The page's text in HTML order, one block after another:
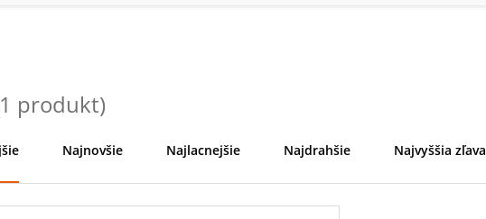
1 produkt)
Najnovšie Najlacnejšie Najdrahšie Najvyššia zľava